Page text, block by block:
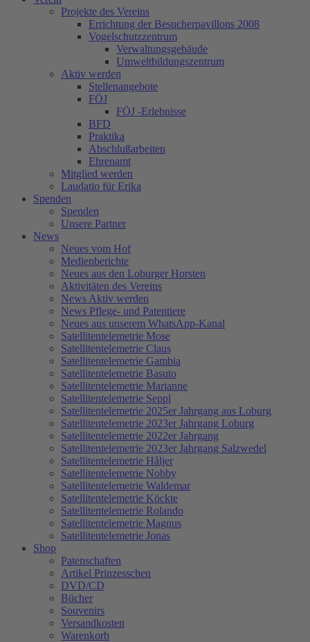
Projekte des Vereins
Errichtung der Besucherpavillons 2008
Vogelschutzzentrum
Verwaltungsgebäude
Umweltbildungszentrum
Aktiv werden
Stellenangebote
FÖJ
FÖJ -Erlebnisse
BFD
Praktika
Abschlußarbeiten
Ehrenamt
Mitglied werden
Laudatio für Erika
Spenden
Spenden
Unsere Partner
News
Neues vom Hof
Medienberichte
Neues aus den Loburger Horsten
Aktivitäten des Vereins
News Aktiv werden
News Pflege- und Patentiere
Neues aus unserem WhatsApp-Kanal
Satellitentelemetrie Mose
Satellitentelemetrie Claus
Satellitentelemetrie Gambia
Satellitentelemetrie Basuto
Satellitentelemetrie Marianne
Satellitentelemetrie Seppl
Satellitentelemetrie 2025er Jahrgang aus Loburg
Satellitentelemetrie 2023er Jahrgang Loburg
Satellitentelemetrie 2022er Jahrgang
Satellitentelemetrie 2023er Jahrgang Salzwedel
Satellitentelemetrie Håljer
Satellitentelemetrie Nobby
Satellitentelemetrie Waldemar
Satellitentelemetrie Köckte
Satellitentelemetrie Rolando
Satellitentelemetrie Magnus
Satellitentelemetrie Jonas
Shop
Patenschaften
Artikel Prinzesschen
DVD/CD
Bücher
Souvenirs
Versandkosten
Warenkorb